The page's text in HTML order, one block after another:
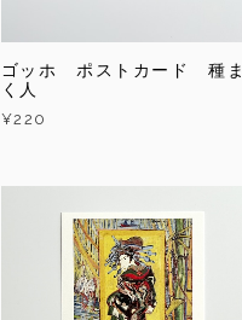
ゴッホ ポストカード 種ま
く人
¥220